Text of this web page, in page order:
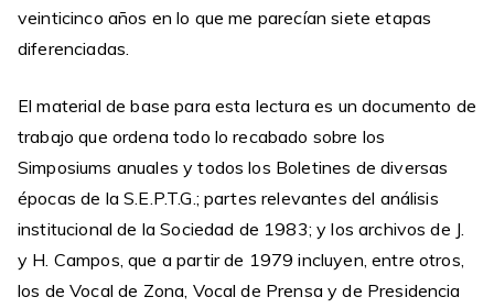
veinticinco años en lo que me parecían siete etapas
diferenciadas.
El material de base para esta lectura es un documento de
trabajo que ordena todo lo recabado sobre los
Simposiums anuales y todos los Boletines de diversas
épocas de la S.E.P.T.G.; partes relevantes del análisis
institucional de la Sociedad de 1983; y los archivos de J.
y H. Campos, que a partir de 1979 incluyen, entre otros,
los de Vocal de Zona, Vocal de Prensa y de Presidencia